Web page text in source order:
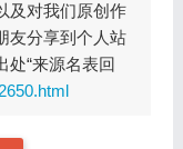
及对我们原创作
友分享到个人站
处“来源名表回